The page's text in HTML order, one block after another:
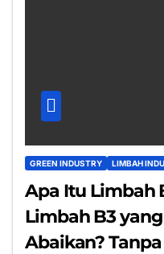
GREEN INDUSTRY LIMBAH
Apa Itu Limbah
Limbah B3
Abaikan?